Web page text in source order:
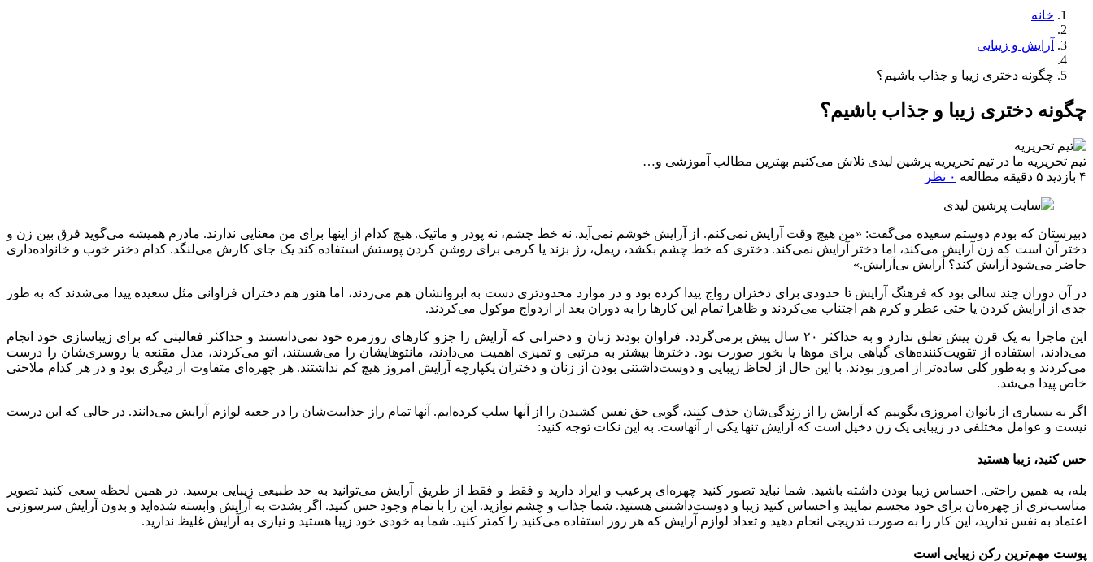
خانه
آرایش و زیبایی
چگونه دختری زیبا و جذاب باشیم؟
چگونه دختری زیبا و جذاب باشیم؟
تیم تحریریه ما در تیم تحریریه پرشین لیدی تلاش می‌کنیم بهترین مطالب آموزشی و…
۴ بازدید
۵ دقیقه مطالعه ۰ نظر
دبیرستان که بودم دوستم سعیده می‌گفت: «من هیچ وقت آرایش نمی‌کنم. از آرایش خوشم نمی‌آید. نه خط چشم، نه پودر و ماتیک. هیچ کدام از اینها برای من معنایی ندارند. مادرم همیشه می‌گوید فرق بین زن و
دختر آن است که زن آرایش می‌کند، اما دختر آرایش نمی‌کند. دختری که خط چشم بکشد، ریمل، رژ بزند یا کرمی برای روشن کردن پوستش استفاده کند یک جای کارش می‌لنگد. کدام دختر خوب و خانواده‌داری
حاضر می‌شود آرایش کند؟ آرایش بی‌آرایش.»
در آن دوران چند سالی بود که فرهنگ آرایش تا حدودی برای دختران رواج پیدا کرده بود و در موارد محدودتری دست به ابروانشان هم می‌زدند، اما هنوز هم دختران فراوانی مثل سعیده پیدا می‌شدند که به طور
جدی از آرایش کردن یا حتی عطر و کرم هم اجتناب می‌کردند و ظاهرا تمام این کارها را به دوران بعد از ازدواج موکول می‌کردند.
این ماجرا به یک قرن پیش تعلق ندارد و به حداکثر ۲۰ سال پیش برمی‌گردد. فراوان بودند زنان و دخترانی که آرایش را جزو کارهای روزمره خود نمی‌دانستند و حداکثر فعالیتی که برای زیباسازی خود انجام
می‌دادند، استفاده از تقویت‌کننده‌های گیاهی برای موها یا بخور صورت بود. دخترها بیشتر به مرتبی و تمیزی اهمیت می‌دادند، مانتوهایشان را می‌شستند، اتو می‌کردند، مدل مقنعه یا روسری‌شان را درست
می‌کردند و به‌طور کلی ساده‌تر از امروز بودند. با این حال از لحاظ زیبایی و دوست‌داشتنی بودن از زنان و دختران یکپارچه آرایش امروز هیچ کم نداشتند. هر چهره‌ای متفاوت از دیگری بود و در هر کدام ملاحتی
خاص پیدا می‌شد.
اگر به بسیاری از بانوان امروزی بگوییم که آرایش را از زندگی‌شان حذف کنند، گویی حق نفس کشیدن را از آنها سلب کرده‌ایم. آنها تمام راز جذابیت‌شان را در جعبه لوازم آرایش می‌دانند. در حالی که این درست
نیست و عوامل مختلفی در زیبایی یک زن دخیل است که آرایش تنها یکی از آنهاست. به این نکات توجه کنید:
حس کنید، زیبا هستید
بله، به همین راحتی. احساس زیبا بودن داشته باشید. شما نباید تصور کنید چهره‌ای پرعیب و ایراد دارید و فقط و فقط از طریق آرایش می‌توانید به حد طبیعی زیبایی برسید. در همین لحظه سعی کنید تصویر
مناسب‌تری از چهره‌تان برای خود مجسم نمایید و احساس کنید زیبا و دوست‌داشتنی هستید. شما جذاب و چشم نوازید. این را با تمام وجود حس کنید. اگر بشدت به آرایش وابسته شده‌اید و بدون آرایش سرسوزنی
اعتماد به نفس ندارید، این کار را به صورت تدریجی انجام دهید و تعداد لوازم آرایش که هر روز استفاده می‌کنید را کمتر کنید. شما به خودی خود زیبا هستید و نیازی به آرایش غلیظ ندارید.
پوست مهم‌ترین رکن زیبایی است